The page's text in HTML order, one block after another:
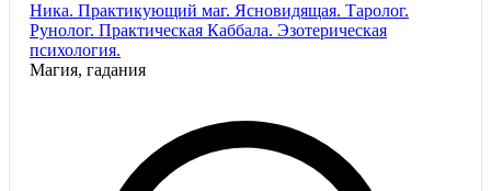
Ника. Практикующий маг. Ясновидящая. Таролог.
Рунолог. Практическая Каббала. Эзотерическая
психология.
Магия, гадания